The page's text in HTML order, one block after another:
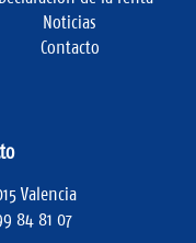
Noticias
Contacto
Valencia
84 81 07